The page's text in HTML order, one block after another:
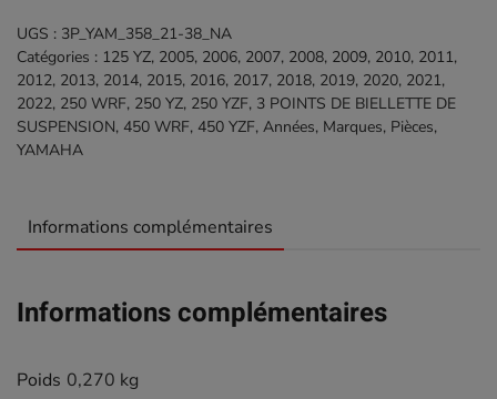
UGS : 3P_YAM_358_21-38_NA
Catégories : 125 YZ, 2005, 2006, 2007, 2008, 2009, 2010, 2011,
2012, 2013, 2014, 2015, 2016, 2017, 2018, 2019, 2020, 2021,
2022, 250 WRF, 250 YZ, 250 YZF, 3 POINTS DE BIELLETTE DE
SUSPENSION, 450 WRF, 450 YZF, Années, Marques, Pièces,
YAMAHA
Informations complémentaires
Informations complémentaires
Poids 0,270 kg